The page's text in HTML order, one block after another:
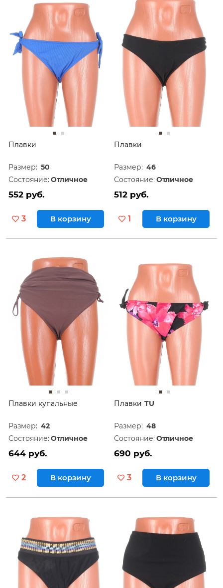
Плавки
Размер: 50
Состояние: Отличное
552 руб.
3 В корзину
Плавки
Размер: 46
Состояние: Отличное
512 руб.
1 В корзину
Плавки купальные
Размер: 42
Состояние: Отличное
644 руб.
2 В корзину
Плавки TU
Размер: 48
Состояние: Отличное
690 руб.
3 В корзину